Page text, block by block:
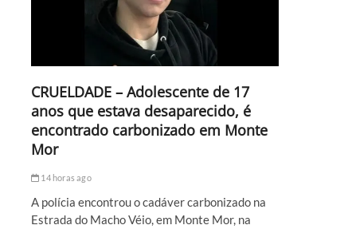
CRUELDADE – Adolescente de 17
anos que estava desaparecido, é
encontrado carbonizado em Monte
Mor
14 horas ago
A polícia encontrou o cadáver carbonizado na
Estrada do Macho Véio, em Monte Mor, na